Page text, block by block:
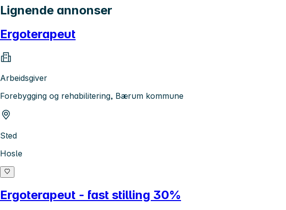
Lignende annonser
Ergoterapeut
Arbeidsgiver
Forebygging og rehabilitering, Bærum kommune
Sted
Hosle
Ergoterapeut - fast stilling 30%